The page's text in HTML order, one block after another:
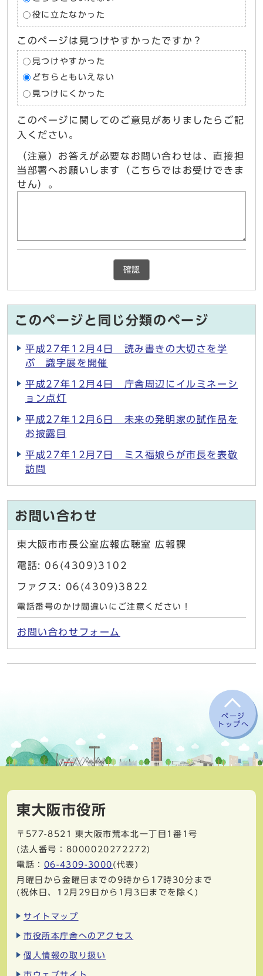
役に立たなかった
このページは見つけやすかったですか？
見つけやすかった
どちらともいえない
見つけにくかった
このページに関してのご意見がありましたらご記
入ください。
（注意）お答えが必要なお問い合わせは、直接担
当部署へお願いします（こちらではお受けできま
せん）。
確認
このページと同じ分類のページ
平成27年12月4日 読み書きの大切さを学
ぶ 識字展を開催
平成27年12月4日 庁舎周辺にイルミネーシ
ョン点灯
平成27年12月6日 未来の発明家の試作品を
お披露目
平成27年12月7日 ミス福娘らが市長を表敬
訪問
お問い合わせ
東大阪市市長公室広報広聴室 広報課
電話: 06(4309)3102
ファクス: 06(4309)3822
電話番号のかけ間違いにご注意ください！
お問い合わせフォーム
ページ
トップへ
東大阪市役所
〒577-8521
東大阪市荒本北一丁目1番1号
(法人番号：8000020272272)
電話： 06-4309-3000 (代表)
月曜日から金曜日までの9時から17時30分まで
(祝休日、12月29日から1月3日までを除く)
サイトマップ
市役所本庁舎へのアクセス
個人情報の取り扱い